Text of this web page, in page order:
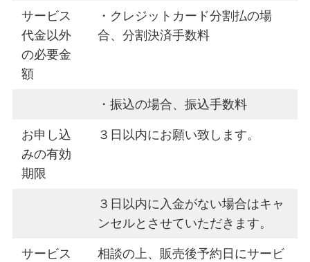
サービス
代金以外
の必要金
額
・クレジットカード分割払の場
合、分割決済手数料
・振込の場合、振込手数料
お申し込
みの有効
期限
３日以内にお願い致します。
３日以内に入金がない場合はキャ
ンセルとさせていただきます。
サービス
相談の上、販売後予約日にサービ